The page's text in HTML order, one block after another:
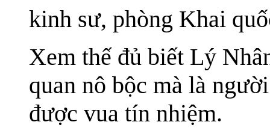
kinh sư, phòng Khai
Xem thế đủ biết Lý
quan nô bộc mà là
được vua tín nhiệm.